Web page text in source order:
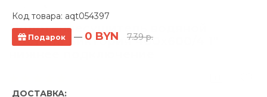
Код товара: aqt054397
Подарок — 0 BYN 7.39 р.
ДОСТАВКА:
Полотенцесушитель водяной
Ростела Виктория 400x600/4 1"